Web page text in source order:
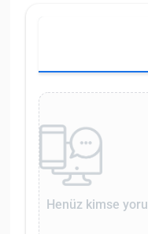
Henüz kimse